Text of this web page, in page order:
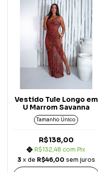
Vestido Tule Longo em
U Marrom Savanna
Tamanho Único
R$138,00
R$132,48com Pix
3 x de R$46,00 sem juros